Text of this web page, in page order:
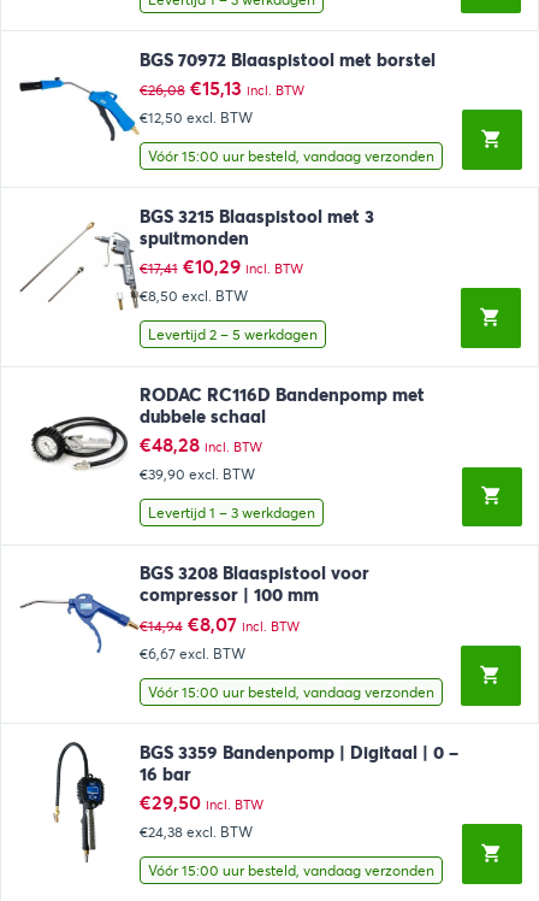
BGS 70972 Blaaspistool met borstel
€26,08 Oorspronkelijke
prijs
was:
€26,08.
€15,13Huidige
prijs
is:
€15,13.
incl. BTW
€12,50 excl. BTW
Vóór 15:00 uur besteld, vandaag verzonden
BGS 3215 Blaaspistool met 3
spuitmonden
€17,41 Oorspronkelijke
prijs
was:
€17,41.
€10,29Huidige
prijs
is:
€10,29.
incl. BTW
€8,50 excl. BTW
Levertijd 2 – 5 werkdagen
RODAC RC116D Bandenpomp met
dubbele schaal
€48,28 incl. BTW
€39,90 excl. BTW
Levertijd 1 – 3 werkdagen
BGS 3208 Blaaspistool voor
compressor | 100 mm
€14,94 Oorspronkelijke
prijs
was:
€14,94.
€8,07Huidige
prijs
is:
€8,07.
incl. BTW
€6,67 excl. BTW
Vóór 15:00 uur besteld, vandaag verzonden
BGS 3359 Bandenpomp | Digitaal | 0 –
16 bar
€29,50 incl. BTW
€24,38 excl. BTW
Vóór 15:00 uur besteld, vandaag verzonden